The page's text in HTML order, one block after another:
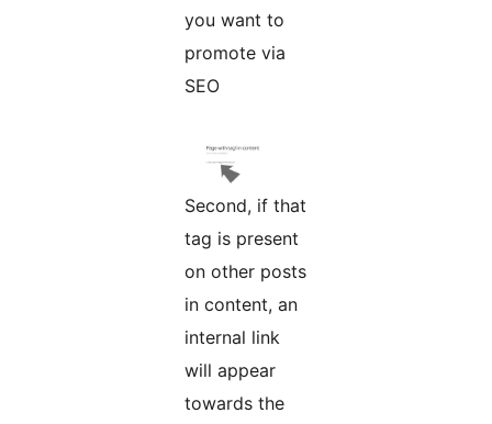
you want to
promote via
SEO
Second, if that
tag is present
on other posts
in content, an
internal link
will appear
towards the